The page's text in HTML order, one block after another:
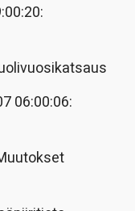
06:00:06: